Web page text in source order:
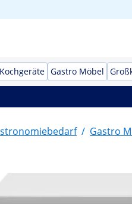
Kochgeräte Gastro Möbel
/ Gastro